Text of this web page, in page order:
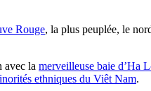
Rouge, la plus peuplée, le
avec la merveilleuse baie d’Ha
ethniques du Viêt Nam.